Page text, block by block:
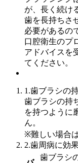
が、 長く続け
歯を長持ちさ
必要があるの
口腔衛生のプ
アドバイスを
て ください。
1.歯ブラシの
歯ブラシの持
を持つように
ん。
※難しい場合
2.歯周病に効
歯ブラシ